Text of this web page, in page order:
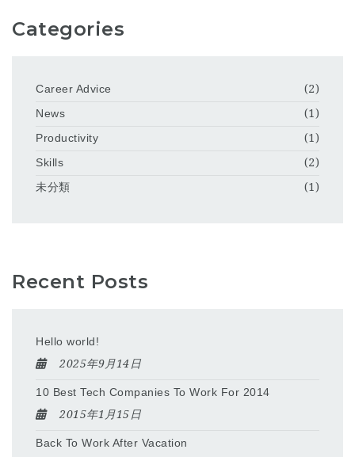
Categories
Career Advice
(2)
News
(1)
Productivity
(1)
Skills
(2)
未分類
(1)
Recent Posts
Hello world!
2025年9月14日
10 Best Tech Companies To Work For 2014
2015年1月15日
Back To Work After Vacation